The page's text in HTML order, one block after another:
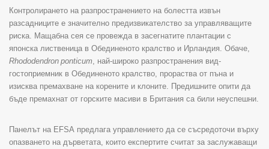
Контролирането на разпространението на болестта извън
разсадниците е значително предизвикателство за управляващите
риска. Мащабна сея се провежда в засегнатите плантации с
японска лиственица в Обединеното кралство и Ирландия. Обаче,
Rhododendron ponticum , най-широко разпространения вид-
гостоприемник в Обединеното кралство, прораства от пъна и
изисква премахване на корените и клоните. Предишните опити да
бъде премахнат от горските масиви в Британия са били неуспешни.
Панелът на EFSA предлага управлението да се съсредоточи върху
опазването на дърветата, които експертите считат за заслужаващи